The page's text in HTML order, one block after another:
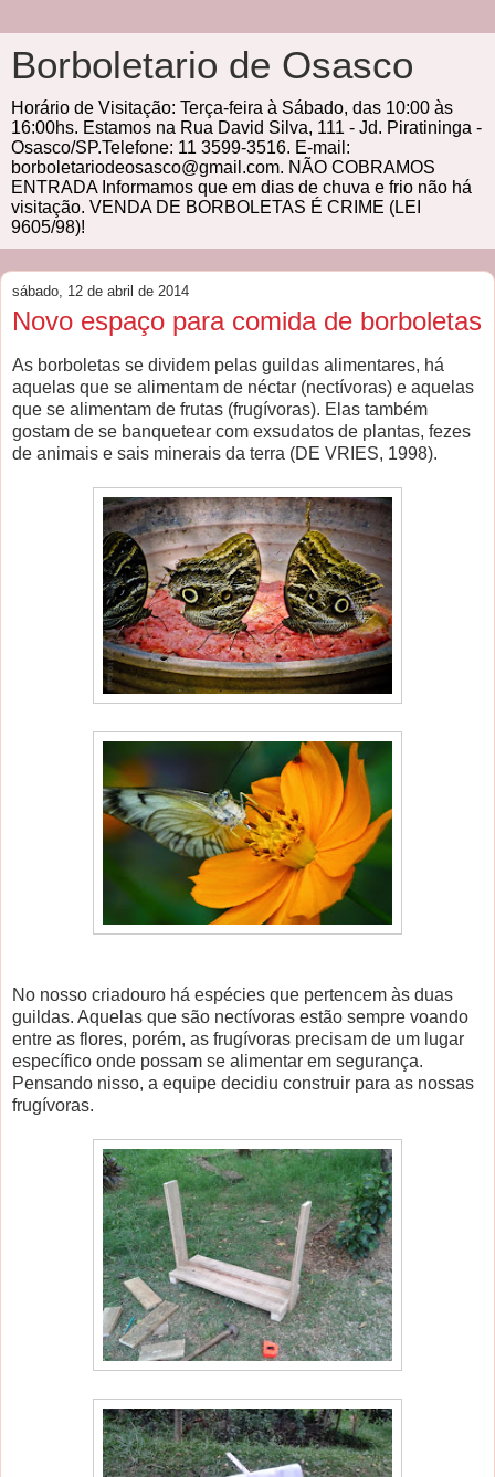
Borboletario de Osasco
Horário de Visitação: Terça-feira à Sábado, das 10:00 às
16:00hs. Estamos na Rua David Silva, 111 - Jd. Piratininga -
Osasco/SP.Telefone: 11 3599-3516. E-mail:
borboletariodeosasco@gmail.com. NÃO COBRAMOS
ENTRADA Informamos que em dias de chuva e frio não há
visitação. VENDA DE BORBOLETAS É CRIME (LEI
9605/98)!
sábado, 12 de abril de 2014
Novo espaço para comida de borboletas
As borboletas se dividem pelas guildas alimentares, há
aquelas que se alimentam de néctar (nectívoras) e aquelas
que se alimentam de frutas (frugívoras). Elas também
gostam de se banquetear com exsudatos de plantas, fezes
de animais e sais minerais da terra (DE VRIES, 1998).
No nosso criadouro há espécies que pertencem às duas
guildas. Aquelas que são nectívoras estão sempre voando
entre as flores, porém, as frugívoras precisam de um lugar
específico onde possam se alimentar em segurança.
Pensando nisso, a equipe decidiu construir para as nossas
frugívoras.